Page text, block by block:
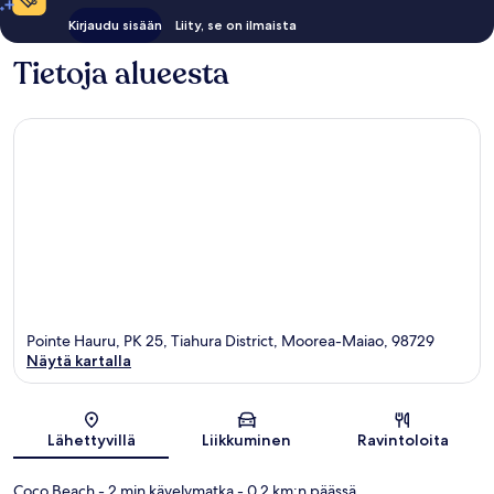
Kirjaudu sisään Liity, se on ilmaista
Tietoja alueesta
Kartta
Pointe Hauru, PK 25, Tiahura District, Moorea-Maiao, 98729
Näytä kartalla
Lähettyvillä Liikkuminen Ravintoloita